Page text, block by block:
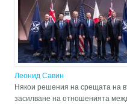
Леонид Савин
Някои решения на срещата на
засилване на отношенията